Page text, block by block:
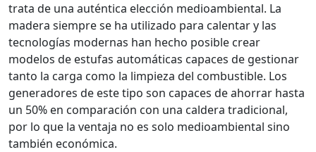
trata de una auténtica elección medioambiental. La
madera siempre se ha utilizado para calentar y las
tecnologías modernas han hecho posible crear
modelos de estufas automáticas capaces de gestionar
tanto la carga como la limpieza del combustible. Los
generadores de este tipo son capaces de ahorrar hasta
un 50% en comparación con una caldera tradicional,
por lo que la ventaja no es solo medioambiental sino
también económica.